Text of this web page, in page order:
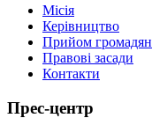
Місія
Керівництво
Прийом громадян
Правові засади
Контакти
Прес-центр